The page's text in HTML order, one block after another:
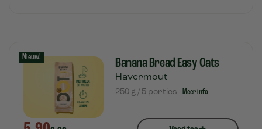
Nieuw! Banana Bread Easy Oats
Havermout
250 g / 5 porties | Meer info